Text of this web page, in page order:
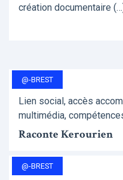
création documentaire
@-BREST
Lien social, accès
multimédia,
Raconte Kerourien
@-BREST